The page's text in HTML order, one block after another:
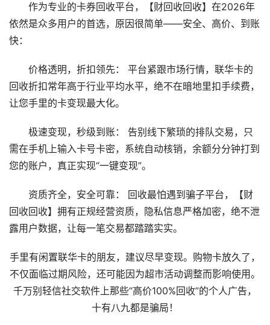
作为专业的卡券回收平台，【财回收回收】在2026年
依然是众多用户的首选，原因很简单——安全、高价、到账
快：
价格透明，折扣领先： 平台紧跟市场行情，联华卡的
回收折扣常年高于行业平均水平，绝不在暗地里扣手续费，
让您手里的卡变现最大化。
极速变现，秒级到账： 告别线下繁琐的排队交易，只
需在手机上输入卡号卡密，系统自动核销，余额分分钟打到
您的账户，真正实现“一键变现”。
资质齐全，安全可靠： 回收最怕遇到骗子平台，【财
回收回收】拥有正规经营资质，隐私信息严格加密，绝不泄
露用户数据，让每一笔交易都踏踏实实。
手里有闲置联华卡的朋友，建议尽早变现。购物卡放久了，
不仅面临过期风险，还可能因为超市活动调整而影响使用。
千万别轻信社交软件上那些“高价100%回收”的个人广告，
十有八九都是骗局！